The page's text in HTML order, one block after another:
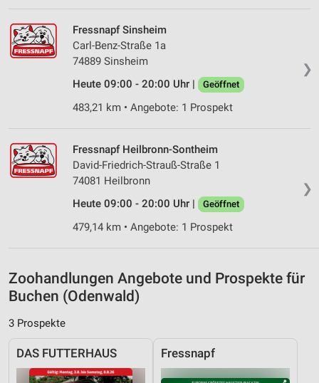
❯
Fressnapf Sinsheim
Carl-Benz-Straße 1a
74889 Sinsheim
Heute 09:00 - 20:00 Uhr |
Geöffnet
483,21 km • Angebote: 1 Prospekt
❯
Fressnapf Heilbronn-Sontheim
David-Friedrich-Strauß-Straße 1
74081 Heilbronn
Heute 09:00 - 20:00 Uhr |
Geöffnet
479,14 km • Angebote: 1 Prospekt
Zoohandlungen Angebote und Prospekte für
Buchen (Odenwald)
3 Prospekte
DAS FUTTERHAUS Fressnapf
Messung der Werbeleistung
Messung der Performance von Inhalten
Analyse von Zielgruppen durch Statistiken oder
Kombinationen von Daten aus verschiedenen
Verwendung reduzierter Daten zur Auswahl von
Inhalten
IAB-Besonderheiten:
Verwendung genauer Standortdaten
Nicht-IAB-Verarbeitungszwecke:
Notwendig
Funktional